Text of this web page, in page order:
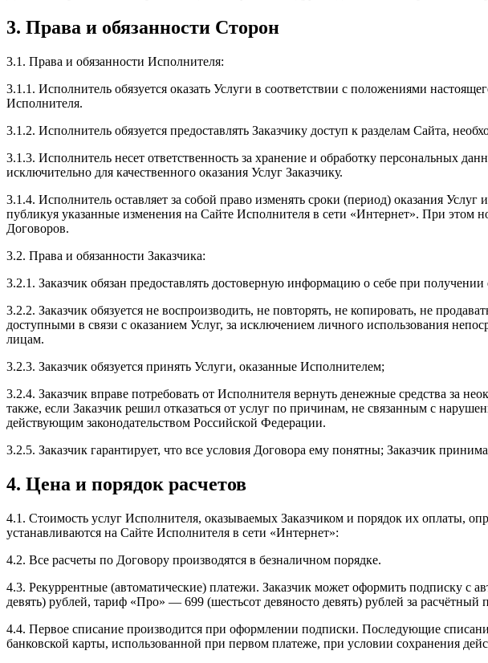
3. Права и обязанности Сторон
3.1. Права и обязанности Исполнителя:
3.1.1. Исполнитель обязуется оказать Услуги в соответствии с положениями
Исполнителя.
3.1.2. Исполнитель обязуется предоставлять Заказчику доступ к разделам Сайта,
3.1.3. Исполнитель несет ответственность за хранение и обработку персональных
исключительно для качественного оказания Услуг Заказчику.
3.1.4. Исполнитель оставляет за собой право изменять сроки (период) оказания
публикуя указанные изменения на Сайте Исполнителя в сети «Интернет». При
Договоров.
3.2. Права и обязанности Заказчика:
3.2.1. Заказчик обязан предоставлять достоверную информацию о себе при получении
3.2.2. Заказчик обязуется не воспроизводить, не повторять, не копировать, не
доступными в связи с оказанием Услуг, за исключением личного использования
лицам.
3.2.3. Заказчик обязуется принять Услуги, оказанные Исполнителем;
3.2.4. Заказчик вправе потребовать от Исполнителя вернуть денежные средства за
также, если Заказчик решил отказаться от услуг по причинам, не связанным с
действующим законодательством Российской Федерации.
3.2.5. Заказчик гарантирует, что все условия Договора ему понятны; Заказчик
4. Цена и порядок расчетов
4.1. Стоимость услуг Исполнителя, оказываемых Заказчиком и порядок их оплаты,
устанавливаются на Сайте Исполнителя в сети «Интернет»:
4.2. Все расчеты по Договору производятся в безналичном порядке.
4.3. Рекуррентные (автоматические) платежи. Заказчик может оформить подписку с
девять) рублей, тариф «Про» — 699 (шестьсот девяносто девять) рублей за
4.4. Первое списание производится при оформлении подписки. Последующие
банковской карты, использованной при первом платеже, при условии сохранения